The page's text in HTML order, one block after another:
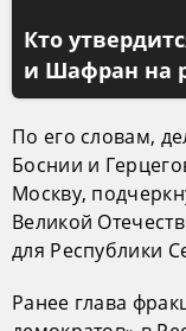
Кто
и Шафран на
По его словам,
Боснии и
Москву,
Великой
для Республики
Ранее глава